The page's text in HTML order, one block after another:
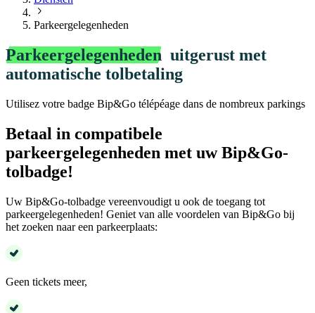
Parkeergelegenheden
Parkeergelegenheden uitgerust met
automatische tolbetaling
Utilisez votre badge Bip&Go télépéage dans de nombreux parkings
Betaal in compatibele
parkeergelegenheden met uw Bip&Go-
tolbadge!
Uw Bip&Go-tolbadge vereenvoudigt u ook de toegang tot
parkeergelegenheden! Geniet van alle voordelen van Bip&Go bij
het zoeken naar een parkeerplaats:
Geen tickets meer,